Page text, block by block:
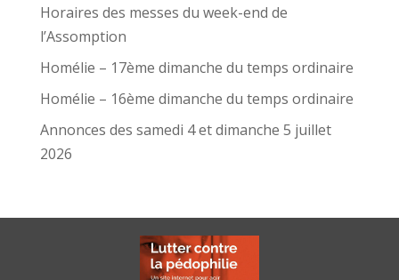
Horaires des messes du week-end de
l’Assomption
Homélie – 17ème dimanche du temps ordinaire
Homélie – 16ème dimanche du temps ordinaire
Annonces des samedi 4 et dimanche 5 juillet
2026